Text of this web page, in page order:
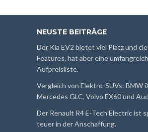
NEUSTE BEITRÄGE
Der Kia EV2 bietet viel Platz und
Features, hat aber eine
Aufpreisliste.
Vergleich von Elektro-SUVs: BMW
Mercedes GLC, Volvo EX60 und
Der Renault R4 E-Tech Electric ist
teuer in der Anschaffung.